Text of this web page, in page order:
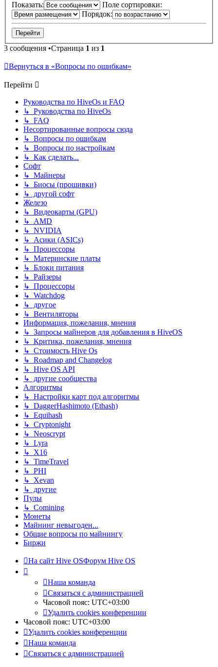
Показать:
Поле сортировки:
Порядок:
3 сообщения •Страница 1 из 1
Вернуться в «Вопросы по ошибкам»
Перейти
Руководства по HiveOs и FAQ
↳ Руководства по HiveOs
↳ FAQ
Несортированные вопросы сюда
↳ Вопросы по ошибкам
↳ Вопросы по настройкам
↳ Как сделать...
Софт
↳ Майнеры
↳ Биосы (прошивки)
↳ другой софт
Железо
↳ Видеокарты (GPU)
↳ AMD
↳ NVIDIA
↳ Асики (ASICs)
↳ Процессоры
↳ Материнские платы
↳ Блоки питания
↳ Райзеры
↳ Процессоры
↳ Watchdog
↳ другое
↳ Вентиляторы
Информация, пожелания, мнения
↳ Запросы майнеров для добавления в HiveOS
↳ Критика, пожелания, мнения
↳ Стоимость Hive Os
↳ Roadmap and Changelog
↳ Hive OS API
↳ другие сообщества
Алгоритмы
↳ Настройки карт под алгоритмы
↳ DaggerHashimoto (Ethash)
↳ Equihash
↳ Cryptonight
↳ Neoscrypt
↳ Lyra
↳ X16
↳ TimeTravel
↳ PHI
↳ Xevan
↳ другие
Пулы
↳ Comining
Монеты
Майнинг невыгоден...
Общие вопросы по майнингу
Биржи
На сайт Hive OSФорум Hive OS
Наша команда
Связаться с администрацией
Часовой пояс: UTC+03:00
Удалить cookies конференции
Часовой пояс: UTC+03:00
Удалить cookies конференции
Наша команда
Связаться с администрацией